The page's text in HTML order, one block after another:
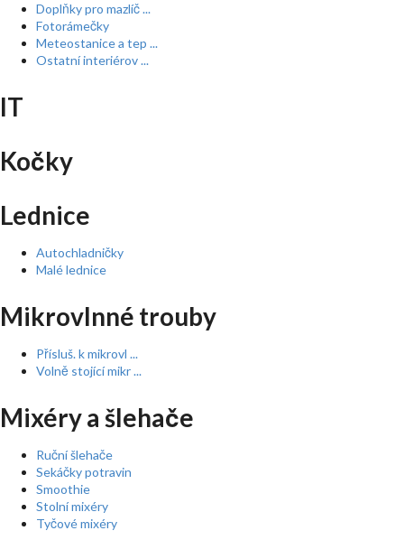
Doplňky pro mazlíč ...
Fotorámečky
Meteostanice a tep ...
Ostatní interiérov ...
IT
Kočky
Lednice
Autochladničky
Malé lednice
Mikrovlnné trouby
Přísluš. k mikrovl ...
Volně stojící mikr ...
Mixéry a šlehače
Ruční šlehače
Sekáčky potravin
Smoothie
Stolní mixéry
Tyčové mixéry